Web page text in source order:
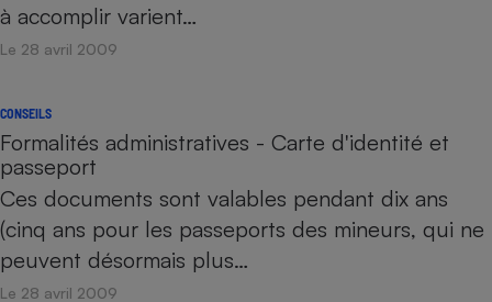
à accomplir varient…
Le 28 avril 2009
CONSEILS
Formalités administratives - Carte d'identité et
passeport
Ces documents sont valables pendant dix ans
(cinq ans pour les passeports des mineurs, qui ne
peuvent désormais plus…
Le 28 avril 2009